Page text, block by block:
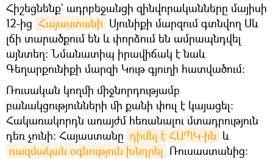
Հիշեցնենք` ադրբեջանցի զինվորականները մայիսի
12-ից Հայաստանի Սյունիքի մարզում գտնվող Սև
լճի տարածքում են և փորձում են ամրապնդվել
այնտեղ։ Նմանատիպ իրավիճակ է նաև
Գեղարքունիքի մարզի Կութ գյուղի հատվածում։
Ռուսական կողմի միջնորդությամբ
բանակցությունների մի քանի փուլ է կայացել։
Հակառակորդն առայժմ հեռանալու մտադրություն
դեռ չունի։ Հայաստանը դիմել է ՀԱՊԿ-ին և
ռազմական օգնություն խնդրել Ռուսաստանից։